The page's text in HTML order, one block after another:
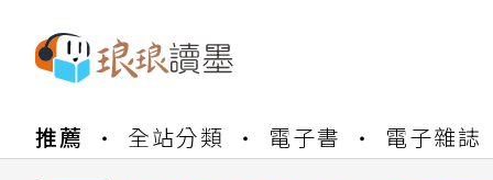
推薦 全站分類 電子書 電子雜誌
【公告】琅琅書店服務升級重要說明及
【公告】琅琅讀墨書櫃開通常見問題